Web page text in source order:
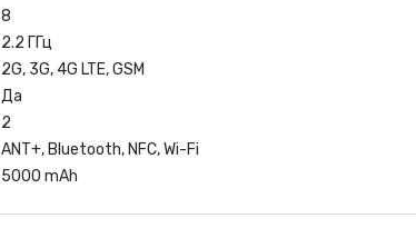
8
2.2 ГГц
2G, 3G, 4G LTE, GSM
Да
2
ANT+, Bluetooth, NFC, Wi-Fi
5000 mAh